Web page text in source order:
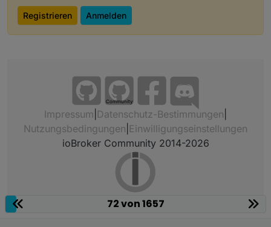
Registrieren Anmelden
Community
Impressum Datenschutz-Bestimmungen
Nutzungsbedingungen Einwilligungseinstellungen
ioBroker Community 2014-2026
72 von 1657